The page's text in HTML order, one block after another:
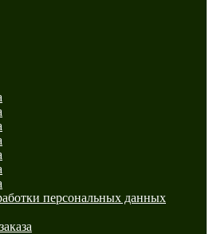
персональных данных